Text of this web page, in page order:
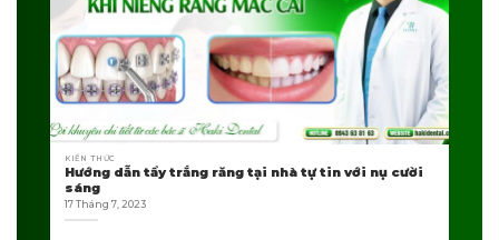
KIẾN THỨC
Hướng dẫn tẩy trắng răng tại nhà tự tin với nụ cười
sáng
17 Tháng 7, 2023